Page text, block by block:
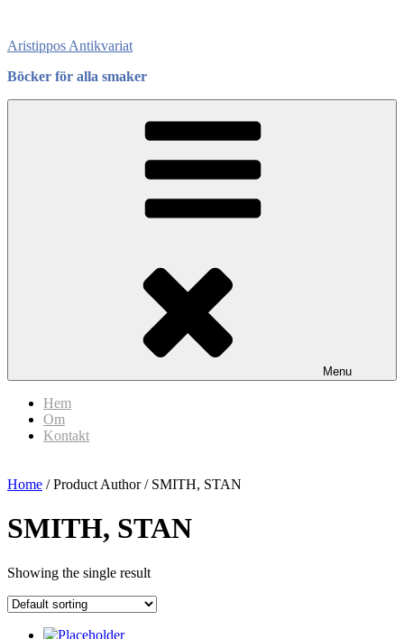
content
Aristippos Antikvariat
Böcker för alla smaker
Menu
Hem
Om
Kontakt
Home / Product Author / SMITH, STAN
SMITH, STAN
Showing the single result